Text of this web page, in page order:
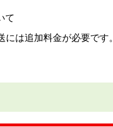
には追加料金が必要です